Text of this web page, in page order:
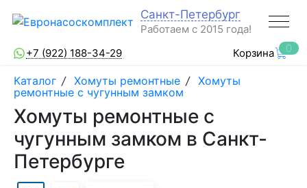
Санкт-Петербург
Работаем с 2015 года!
+7 (922) 188-34-29
Корзина 0
Каталог / Хомуты ремонтные / Хомуты
ремонтные с чугунным замком
Хомуты ремонтные с
чугунным замком в Санкт-
Петербурге